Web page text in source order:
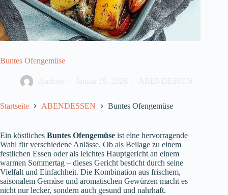
Buntes Ofengemüse
charlotte Januar 19, 2026 ABENDESSEN
Startseite ABENDESSEN Buntes Ofengemüse
Ein köstliches Buntes Ofengemüse ist eine hervorragende
Wahl für verschiedene Anlässe. Ob als Beilage zu einem
festlichen Essen oder als leichtes Hauptgericht an einem
warmen Sommertag – dieses Gericht besticht durch seine
Vielfalt und Einfachheit. Die Kombination aus frischem,
saisonalem Gemüse und aromatischen Gewürzen macht es
nicht nur lecker, sondern auch gesund und nahrhaft.